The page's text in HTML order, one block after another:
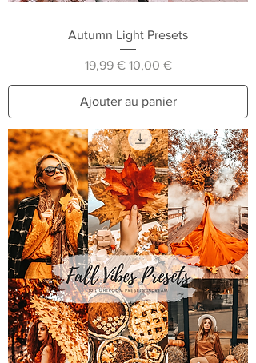
Autumn Light Presets
Prix original
19,99 € Prix promotionnel
10,00 €
Ajouter au panier